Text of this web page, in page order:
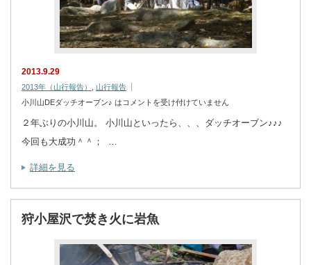
2013.9.29
2013年（山行報告）
山行報告
小川山DEダッチオーブン♪ は コメントを受け付けていません
２年ぶりの小川山。 小川山といったら、、、ダッチオーブン♪♪♪
今回も大成功＾＾； …
詳細を見る
狩小屋沢で焚き火に岩魚